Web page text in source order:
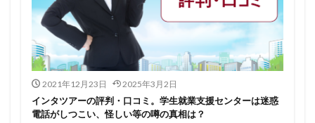
2021年12月23日 2025年3月2日
インタツアーの評判・口コミ。学生就業支援センターは迷惑
電話がしつこい、怪しい等の噂の真相は？
キャリアチケットスカウト
キャリアセレクト
キャリアスタート
キミスカ
エンジニア
カレンダー
かからない大学
オファーボックス
オファーサービス
エントリーシート（ES）
エントリーシート
エントリー
エンジニア就活 type就活